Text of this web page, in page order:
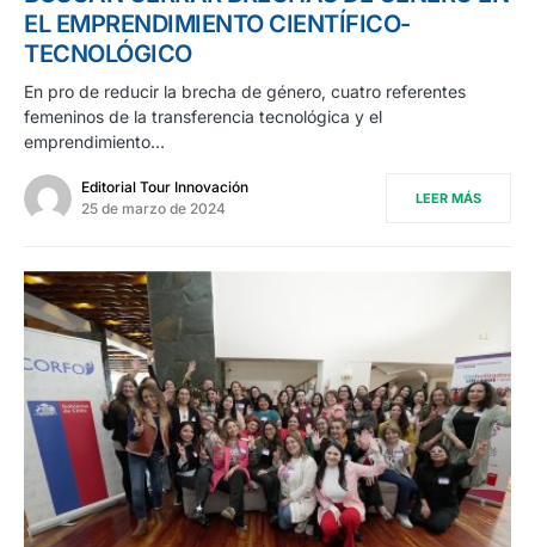
EL EMPRENDIMIENTO CIENTÍFICO-
TECNOLÓGICO
En pro de reducir la brecha de género, cuatro referentes
femeninos de la transferencia tecnológica y el
emprendimiento…
Editorial Tour Innovación
25 de marzo de 2024
LEER MÁS